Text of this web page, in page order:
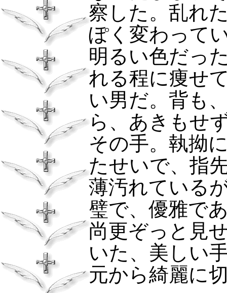
察した。乱れ
ぽく変わって
明るい色だっ
れる程に痩せ
い男だ。背も
ら、あきもせ
その手。執拗
たせいで、指
薄汚れている
璧で、優雅で
尚更ぞっと見
いた、美しい
元から綺麗に